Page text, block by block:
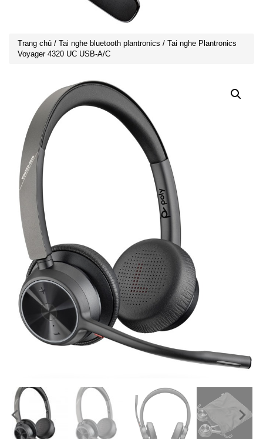
Trang chủ / Tai nghe bluetooth plantronics / Tai nghe Plantronics
Voyager 4320 UC USB-A/C